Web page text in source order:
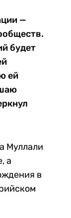
—
будет
ей
Муллали
а
в